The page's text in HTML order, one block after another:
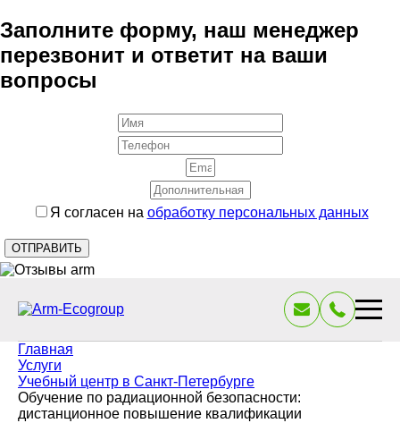
Заполните форму, наш менеджер
перезвонит и ответит на ваши
вопросы
Я согласен на обработку персональных данных
Главная
Услуги
Учебный центр в Санкт-Петербурге
Обучение по радиационной безопасности:
дистанционное повышение квалификации